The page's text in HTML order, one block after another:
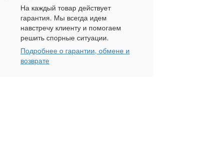
На каждый товар действует
гарантия. Мы всегда идем
навстречу клиенту и помогаем
решить спорные ситуации.
Подробнее о гарантии, обмене и
возврате